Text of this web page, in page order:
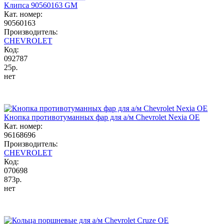
Клипса 90560163 GM
Кат. номер:
90560163
Производитель:
CHEVROLET
Код:
092787
25р.
нет
Кнопка противотуманных фар для а/м Chevrolet Nexia OE
Кат. номер:
96168696
Производитель:
CHEVROLET
Код:
070698
873р.
нет